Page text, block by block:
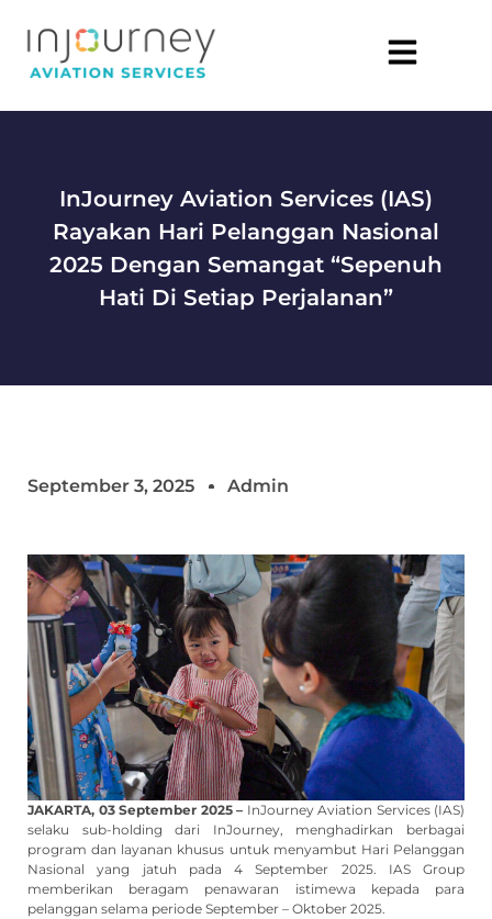
InJourney Aviation Services (IAS)
Rayakan Hari Pelanggan Nasional
2025 Dengan Semangat “Sepenuh
Hati Di Setiap Perjalanan”
September 3, 2025 Admin
JAKARTA, 03 September 2025 – InJourney Aviation Services (IAS)
selaku sub-holding dari InJourney, menghadirkan berbagai
program dan layanan khusus untuk menyambut Hari Pelanggan
Nasional yang jatuh pada 4 September 2025. IAS Group
memberikan beragam penawaran istimewa kepada para
pelanggan selama periode September – Oktober 2025.